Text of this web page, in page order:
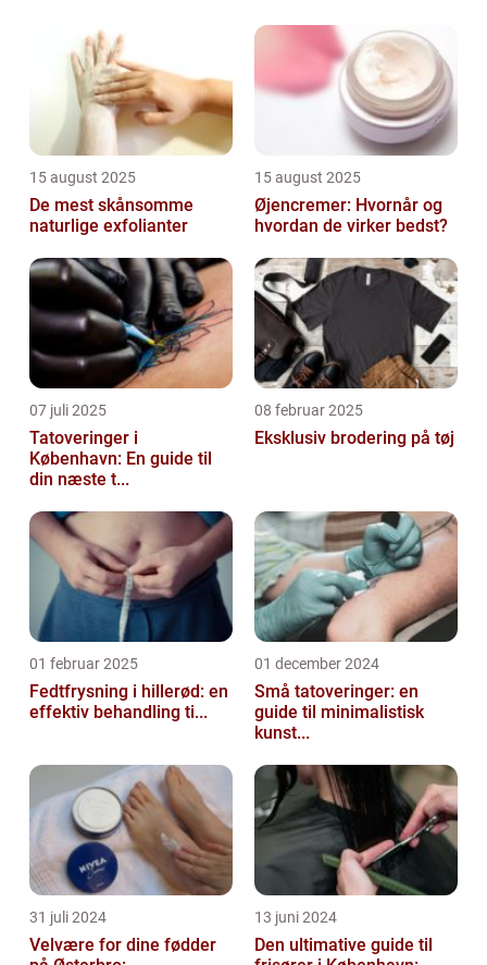
med og bliv l...
15 august 2025
De mest skånsomme
naturlige exfolianter
15 august 2025
Øjencremer: Hvornår og
hvordan de virker bedst?
07 juli 2025
Tatoveringer i
København: En guide til
din næste t...
08 februar 2025
Eksklusiv brodering på tøj
01 februar 2025
Fedtfrysning i hillerød: en
effektiv behandling ti...
01 december 2024
Små tatoveringer: en
guide til minimalistisk
kunst...
31 juli 2024
Velvære for dine fødder
13 juni 2024
Den ultimative guide til